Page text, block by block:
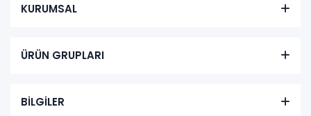
KURUMSAL
ÜRÜN GRUPLARI
BİLGİLER